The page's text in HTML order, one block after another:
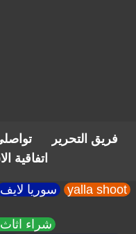
فريق التحرير
اتفاقية
yalla shoot سوريا
شراء